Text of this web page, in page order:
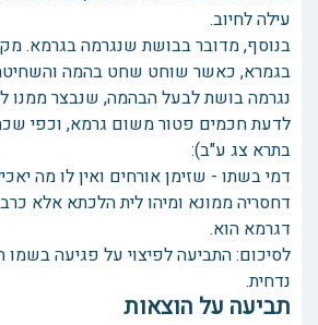
עילה לחיוב.
בנוסף, מדובר בבושת שנגרמה בגרמא.
בגמרא, כאשר שוחט שחט בהמה והשחיטה
נגרמה בושת לבעל הבהמה, שנבצר ממנו
לדעת חכמים פטור משום גרמא, וכפי
בתרא צג ע"ב):
דמי בשתו - שזימן אורחים ואין לו מה
דחסריה ממונא ומיהו לית הלכתא אלא
דגרמא הוא.
לסיכום: התביעה לפיצוי על פגיעה
נדחית.
תביעה על הוצאות